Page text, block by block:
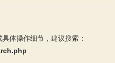
体操作细节，建议搜索：